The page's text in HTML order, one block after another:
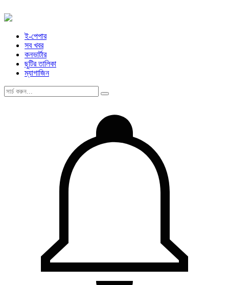
ই-পেপার
সব খবর
কনভার্টার
ছুটির তালিকা
ম্যাগাজিন